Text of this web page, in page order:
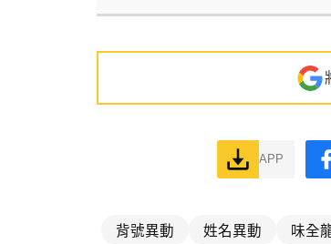
APP
背號異動 姓名異動 味全